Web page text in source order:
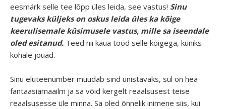
eesmärk selle tee lõpp üles leida, see vastus! Sinu
tugevaks küljeks on oskus leida üles ka kõige
keerulisemale küsimusele vastus, mille sa iseendale
oled esitanud. Teed nii kaua tööd selle kõigega, kuniks
kohale jõuad.
Sinu eluteenumber muudab sind unistavaks, sul on hea
fantaasiamaailm ja sa võid kergelt reaalsusest teise
reaalsusesse üle minna. Sa oled õnnelik inimene siis, kui